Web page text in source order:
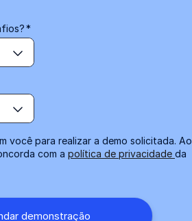
*
você para realizar a demo solicitada. Ao
com a política de privacidade da